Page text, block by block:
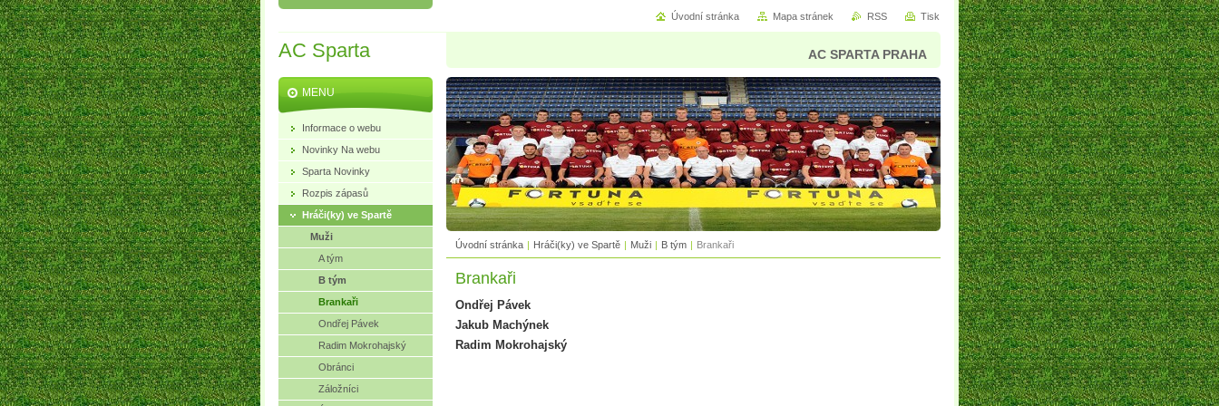
AC Sparta AC SPARTA PRAHA
Úvodní stránka | Hráči(ky) ve Spartě | Muži | B tým | Brankaři
Brankaři
Ondřej Pávek
Jakub Machýnek
Radim Mokrohajský
MENU
Informace o webu
Novinky Na webu
Sparta Novinky
Rozpis zápasů
Hráči(ky) ve Spartě
Muži
A tým
B tým
Brankaři
Ondřej Pávek
Radim Mokrohajský
Obránci
Záložníci
Úvodní stránka Mapa stránek RSS Tisk